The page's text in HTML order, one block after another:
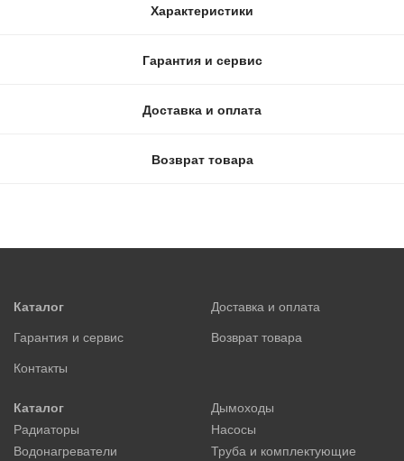
Характеристики
Гарантия и сервис
Доставка и оплата
Возврат товара
Каталог
Доставка и оплата
Гарантия и сервис
Возврат товара
Контакты
Каталог
Дымоходы
Радиаторы
Насосы
Водонагреватели
Труба и комплектующие